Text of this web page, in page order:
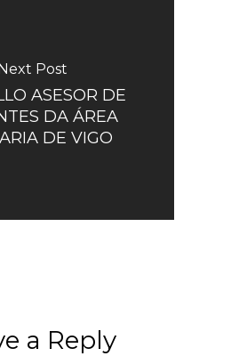
Post
ASESOR DE
DA ÁREA
DE VIGO
a Reply